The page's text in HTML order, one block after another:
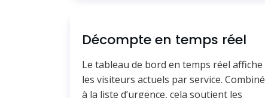
Décompte en temps réel
Le tableau de bord en temps réel affiche
les visiteurs actuels par service. Combiné
à la liste d’urgence, cela soutient les